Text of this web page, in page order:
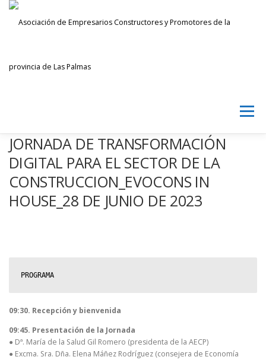
Saltar
Menú
AECPLPA NOTICIAS TRANSPARENCIA
INICIAR SESIÓN
JORNADA DE TRANSFORMACIÓN
DIGITAL PARA EL SECTOR DE LA
CONSTRUCCION_EVOCONS IN
HOUSE_28 DE JUNIO DE 2023
PROGRAMA
09:30. Recepción y bienvenida
09:45. Presentación de la Jornada
● Dª. María de la Salud Gil Romero (presidenta de la AECP)
● Excma. Sra. Dña. Elena Máñez Rodríguez (consejera de Economía